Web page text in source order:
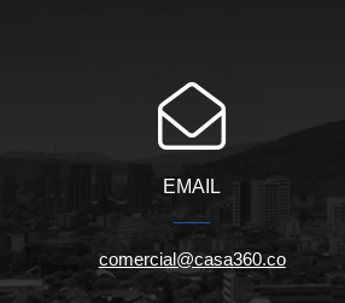
EMAIL
comercial@casa360.co